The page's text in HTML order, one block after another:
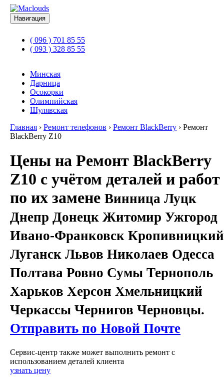
Навигация
( 096 ) 701 85 55
( 093 ) 328 85 55
Минская
Дарница
Осокорки
Олимпийская
Шулявская
Главная › Ремонт телефонов › Ремонт BlackBerry › Ремонт
BlackBerry Z10
Цены на Ремонт BlackBerry
Z10 с учётом деталей и работ
по их замене Винница Луцк
Днепр Донецк Житомир Ужгород
Ивано-Франковск Кропивницкий
Луганск Львов Николаев Одесса
Полтава Ровно Сумы Тернополь
Харьков Херсон Хмельницкий
Черкассы Чернигов Черновцы.
Отправить по Новой Почте
Сервис-центр также может выполнить ремонт с
использованием деталей клиента
узнать цену